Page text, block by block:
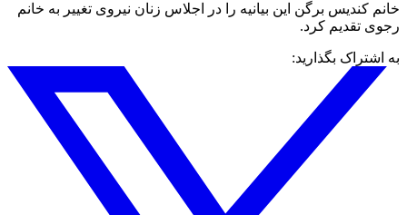
خانم کندیس برگن این بیانیه را در اجلاس زنان نیروی تغییر به خانم
رجوی تقدیم کرد.
به اشتراک بگذارید: